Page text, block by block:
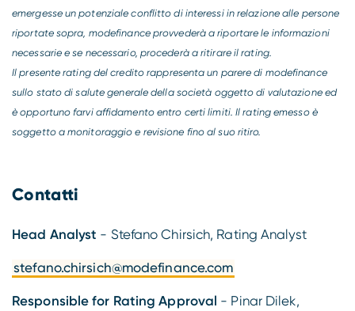
emergesse un potenziale conflitto di interessi in relazione alle persone
riportate sopra, modefinance provvederà a riportare le informazioni
necessarie e se necessario, procederà a ritirare il rating.
Il presente rating del credito rappresenta un parere di modefinance
sullo stato di salute generale della società oggetto di valutazione ed
è opportuno farvi affidamento entro certi limiti. Il rating emesso è
soggetto a monitoraggio e revisione fino al suo ritiro.
Contatti
Head Analyst - Stefano Chirsich, Rating Analyst
stefano.chirsich@modefinance.com
Responsible for Rating Approval - Pinar Dilek,